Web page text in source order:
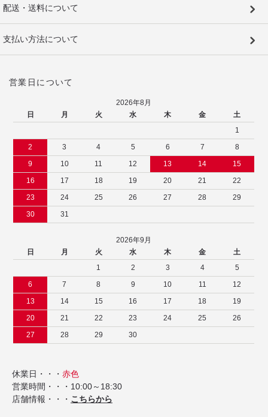
配送・送料について
支払い方法について
営業日について
2026年8月
日
月 火 水 木 金
土
1
2
3 4 5 6 7
8
9
10 11 12 13 14
15
16
17 18 19 20 21
22
23
24 25 26 27 28
29
30
31
2026年9月
日
月 火 水 木 金
土
1
2 3 4
5
6
7 8 9 10 11
12
13
14 15 16 17 18
19
20
21 22 23 24 25
26
27
28 29 30
休業日・・・ 赤色
営業時間・・・10:00～18:30
店舗情報・・・ こちらから